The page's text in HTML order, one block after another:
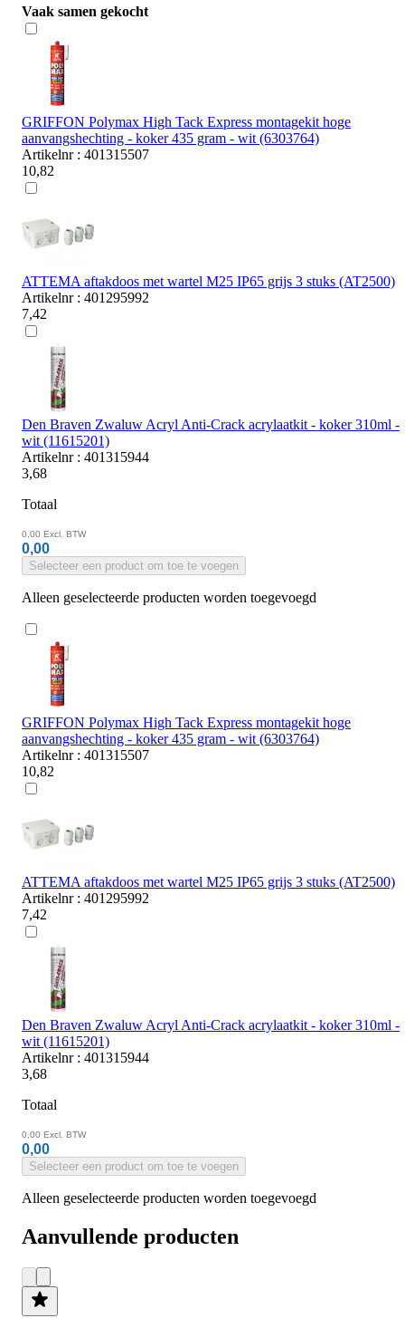
Vaak samen gekocht
GRIFFON Polymax High Tack Express montagekit hoge
aanvangshechting - koker 435 gram - wit (6303764)
Artikelnr : 401315507
10,82
ATTEMA aftakdoos met wartel M25 IP65 grijs 3 stuks (AT2500)
Artikelnr : 401295992
7,42
Den Braven Zwaluw Acryl Anti-Crack acrylaatkit - koker 310ml -
wit (11615201)
Artikelnr : 401315944
3,68
Totaal
0,00 Excl. BTW
0,00
Selecteer een product om toe te voegen
Alleen geselecteerde producten worden toegevoegd
GRIFFON Polymax High Tack Express montagekit hoge
aanvangshechting - koker 435 gram - wit (6303764)
Artikelnr : 401315507
10,82
ATTEMA aftakdoos met wartel M25 IP65 grijs 3 stuks (AT2500)
Artikelnr : 401295992
7,42
Den Braven Zwaluw Acryl Anti-Crack acrylaatkit - koker 310ml -
wit (11615201)
Artikelnr : 401315944
3,68
Totaal
0,00 Excl. BTW
0,00
Selecteer een product om toe te voegen
Alleen geselecteerde producten worden toegevoegd
Aanvullende producten